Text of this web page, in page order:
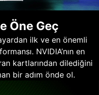
Öne Geç
ilk ve en önemli
NVIDIA’nın en
kartlarından dilediğini
bir adım önde ol.